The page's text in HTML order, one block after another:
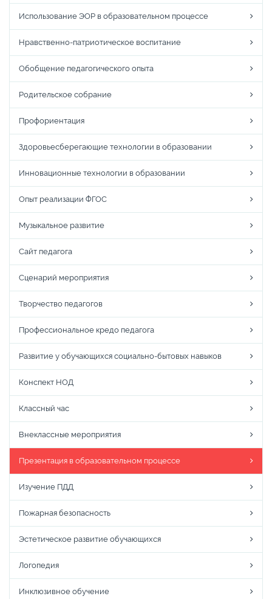
Использование ЭОР в образовательном процессе
Нравственно-патриотическое воспитание
Обобщение педагогического опыта
Родительское собрание
Профориентация
Здоровьесберегающие технологии в образовании
Инновационные технологии в образовании
Опыт реализации ФГОС
Музыкальное развитие
Сайт педагога
Сценарий мероприятия
Творчество педагогов
Профессиональное кредо педагога
Развитие у обучающихся социально-бытовых навыков
Конспект НОД
Классный час
Внеклассные мероприятия
Презентация в образовательном процессе
Изучение ПДД
Пожарная безопасность
Эстетическое развитие обучающихся
Логопедия
Инклюзивное обучение